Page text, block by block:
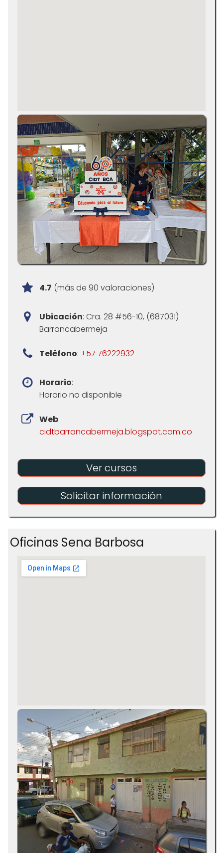
4.7 (más de 90 valoraciones)
Ubicación: Cra. 28 #56-10, (687031)
Barrancabermeja
Teléfono: +57 76222932
Horario:
Horario no disponible
Web:
cidtbarrancabermeja.blogspot.com.co
Ver cursos
Solicitar información
Oficinas Sena Barbosa